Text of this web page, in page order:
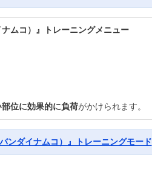
ムコ）』トレーニングメニュー
位に効果的に負荷がかけられます。
ンダイナムコ）』トレーニングモード